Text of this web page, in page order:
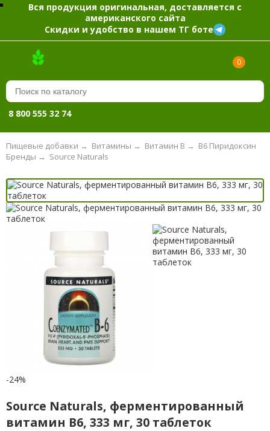
Вся продукция оригинальная, доставляется с
американского сайта
Скидки и удобство в нашем ТГ боте
0
8 800 555 32 74
Пищевые добавки → Витамины → Витамин B → B6 Пиридоксин
Source Naturals
Бренды →
-24%
Source Naturals, ферментированный
витамин B6, 333 мг, 30 таблеток